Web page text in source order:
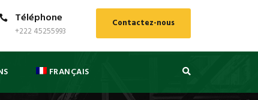
Téléphone
+222 45255993
Contactez-nous
FRANÇAIS